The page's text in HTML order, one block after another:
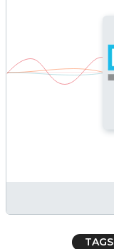
TAGS